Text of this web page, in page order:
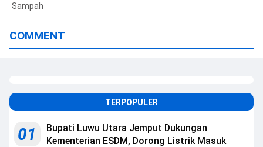
Sampah
COMMENT
TERPOPULER
01
Bupati Luwu Utara Jemput Dukungan
Kementerian ESDM, Dorong Listrik Masuk